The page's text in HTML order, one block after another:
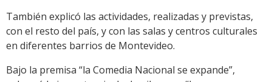
También explicó las actividades, realizadas y previstas,
con el resto del país, y con las salas y centros culturales
en diferentes barrios de Montevideo.
Bajo la premisa “la Comedia Nacional se expande”,